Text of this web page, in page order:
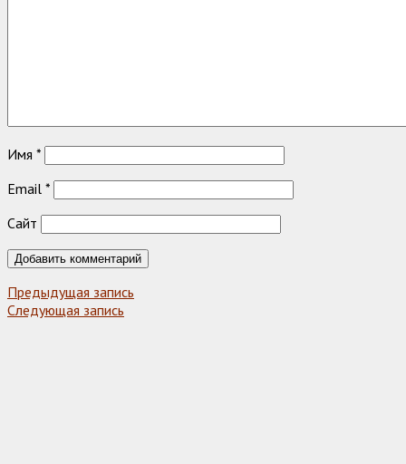
Имя *
Email *
Сайт
Предыдущая запись
Следующая запись